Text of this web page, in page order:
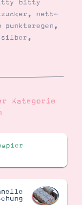
bitty
, nett-
punkteregen,
silber,
Kategorie